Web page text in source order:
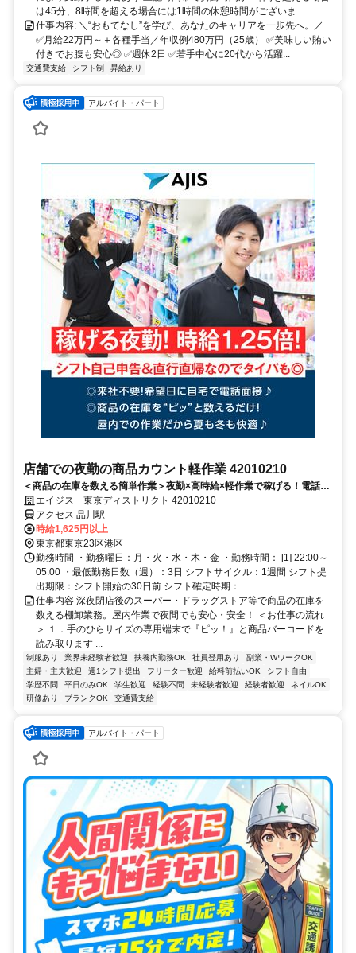
は45分、8時間を超える場合には1時間の休憩時間がございま...
仕事内容: ＼“おもてなし”を学び、あなたのキャリアを一歩先へ。／
✅月給22万円～＋各種手当／年収例480万円（25歳） ✅美味しい賄い
付きでお腹も安心◎ ✅週休2日 ✅若手中心に20代から活躍...
交通費支給 シフト制 昇給あり
アルバイト・パート
店舗での夜勤の商品カウント軽作業 42010210
＜商品の在庫を数える簡単作業＞夜勤×高時給×軽作業で稼げる！電話面
接で来社＆履歴書不要！
エイジス 東京ディストリクト 42010210
アクセス 品川駅
時給1,625円以上
東京都東京23区港区
勤務時間 ・勤務曜日：月・火・水・木・金 ・勤務時間： [1] 22:00～
05:00 ・最低勤務日数（週）：3日 シフトサイクル：1週間 シフト提
出期限：シフト開始の30日前 シフト確定時期：...
仕事内容 深夜閉店後のスーパー・ドラッグストア等で商品の在庫を
数える棚卸業務。屋内作業で夜間でも安心・安全！ ＜お仕事の流れ
＞ １．手のひらサイズの専用端末で『ピッ！』と商品バーコードを
読み取ります ...
制服あり 業界未経験者歓迎 扶養内勤務OK 社員登用あり
副業・WワークOK
主婦・主夫歓迎
週1シフト提出 フリーター歓迎 給料前払いOK
シフト自由
学歴不問
平日のみOK 学生歓迎 経験不問 未経験者歓迎 経験者歓迎
ネイルOK
研修あり
ブランクOK 交通費支給
アルバイト・パート